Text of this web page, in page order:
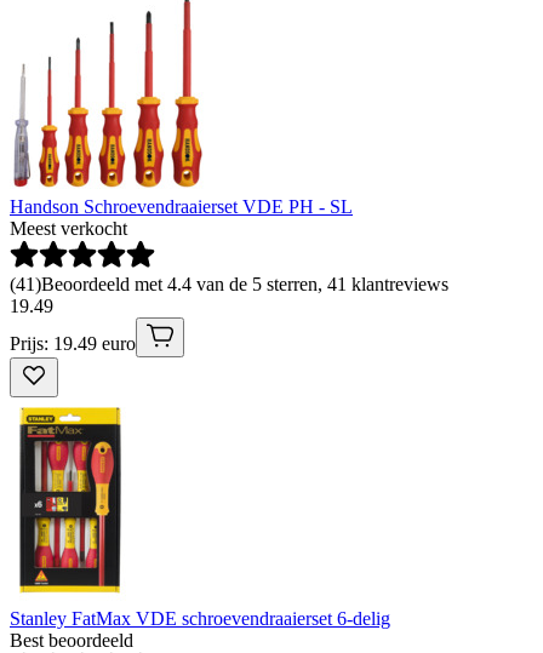
Handson Schroevendraaierset VDE PH - SL
Meest verkocht
(41)Beoordeeld met 4.4 van de 5 sterren, 41 klantreviews
19.49
Prijs: 19.49 euro
Stanley FatMax VDE schroevendraaierset 6-delig
Best beoordeeld